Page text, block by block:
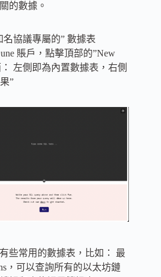
的數據。
協議專屬的” 數據表
賬戶，點擊頂部的”New
左側即為內置數據表，右側
”
些常用的數據表，比如： 最
，可以查詢所有的以太坊鏈